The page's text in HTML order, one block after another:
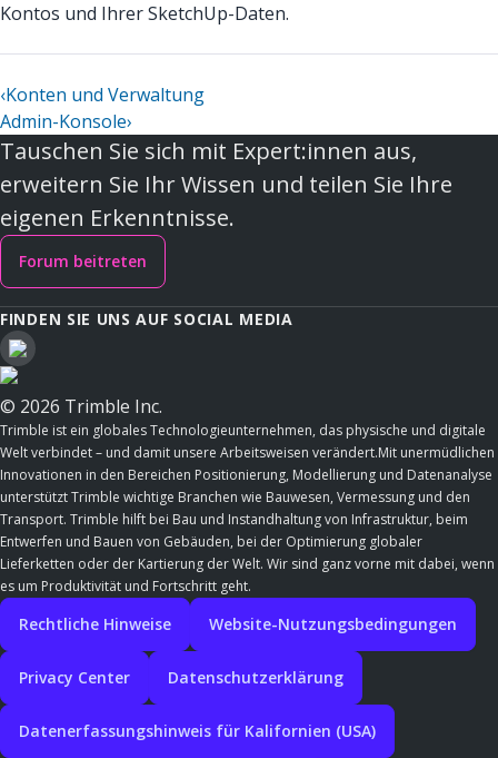
Kontos und Ihrer SketchUp-Daten.
‹Konten und Verwaltung
Admin-Konsole›
Tauschen Sie sich mit Expert:innen aus,
erweitern Sie Ihr Wissen und teilen Sie Ihre
eigenen Erkenntnisse.
Forum beitreten
FINDEN SIE UNS AUF SOCIAL MEDIA
© 2026 Trimble Inc.
Trimble ist ein globales Technologieunternehmen, das physische und digitale
Welt verbindet – und damit unsere Arbeitsweisen verändert.Mit unermüdlichen
Innovationen in den Bereichen Positionierung, Modellierung und Datenanalyse
unterstützt Trimble wichtige Branchen wie Bauwesen, Vermessung und den
Transport. Trimble hilft bei Bau und Instandhaltung von Infrastruktur, beim
Entwerfen und Bauen von Gebäuden, bei der Optimierung globaler
Lieferketten oder der Kartierung der Welt. Wir sind ganz vorne mit dabei, wenn
es um Produktivität und Fortschritt geht.
Rechtliche Hinweise Website-Nutzungsbedingungen
Privacy Center Datenschutzerklärung
Datenerfassungshinweis für Kalifornien (USA)